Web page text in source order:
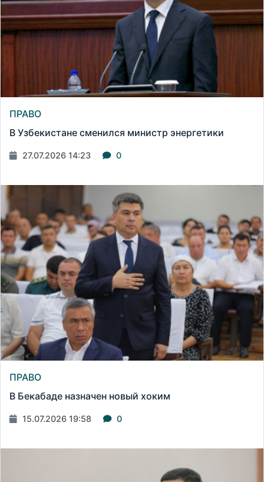
ПРАВО
В Узбекистане сменился министр энергетики
27.07.2026 14:23 0
ПРАВО
В Бекабаде назначен новый хоким
15.07.2026 19:58 0